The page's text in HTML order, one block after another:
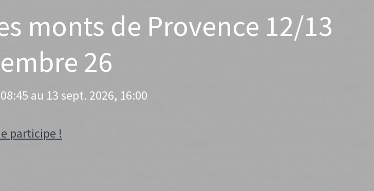
monts de Provence 12/13
26
au 13 sept. 2026, 16:00
participe !